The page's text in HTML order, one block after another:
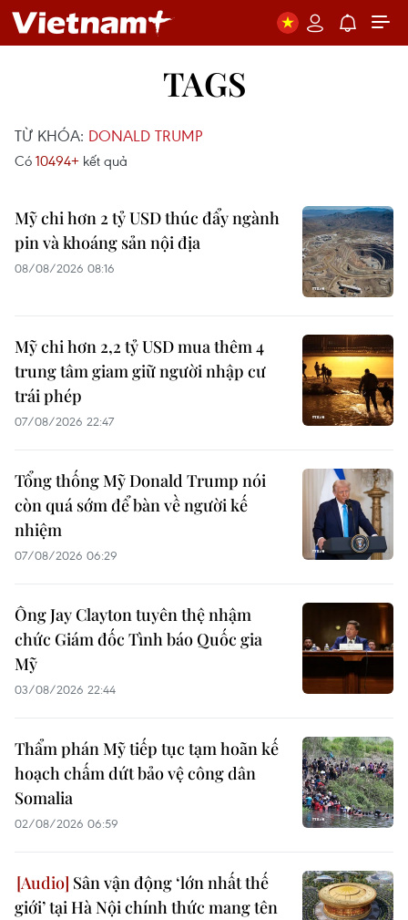
TAGS
TỪ KHÓA: DONALD TRUMP
Có 10494+ kết quả
Mỹ chi hơn 2 tỷ USD thúc đẩy ngành
pin và khoáng sản nội địa
08/08/2026 08:16
Mỹ chi hơn 2,2 tỷ USD mua thêm 4
trung tâm giam giữ người nhập cư
trái phép
07/08/2026 22:47
Tổng thống Mỹ Donald Trump nói
còn quá sớm để bàn về người kế
nhiệm
07/08/2026 06:29
Ông Jay Clayton tuyên thệ nhậm
chức Giám đốc Tình báo Quốc gia
Mỹ
03/08/2026 22:44
Thẩm phán Mỹ tiếp tục tạm hoãn kế
hoạch chấm dứt bảo vệ công dân
Somalia
02/08/2026 06:59
Sân vận động ‘lớn nhất thế
giới’ tại Hà Nội chính thức mang tên